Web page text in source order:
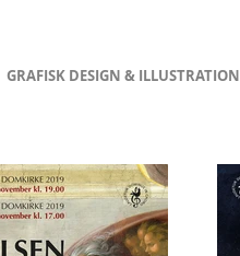
GRAFISK DESIGN & ILLUSTRATION